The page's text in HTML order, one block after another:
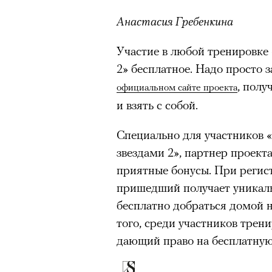
Анастасия Гребенкина
Участие в любой
2» бесплатное. Надо просто
официальном сайте проекта,
и взять с собой.
Специально для участников
звездами 2», партнер
приятные бонусы. При
пришедший получает
бесплатно добраться домой
того, среди участников
дающий право на
здоровьем касается синдрома
отстраненности, или
редкого психогенного
воздействием тяжелейшего
перестает двигаться,
мир. Это и происходит с
М’Зауки), когда их
жительство в одной из
Безутешная Шая пытается
наглотавшись таблеток,
их мать тонет при
При всей скромности